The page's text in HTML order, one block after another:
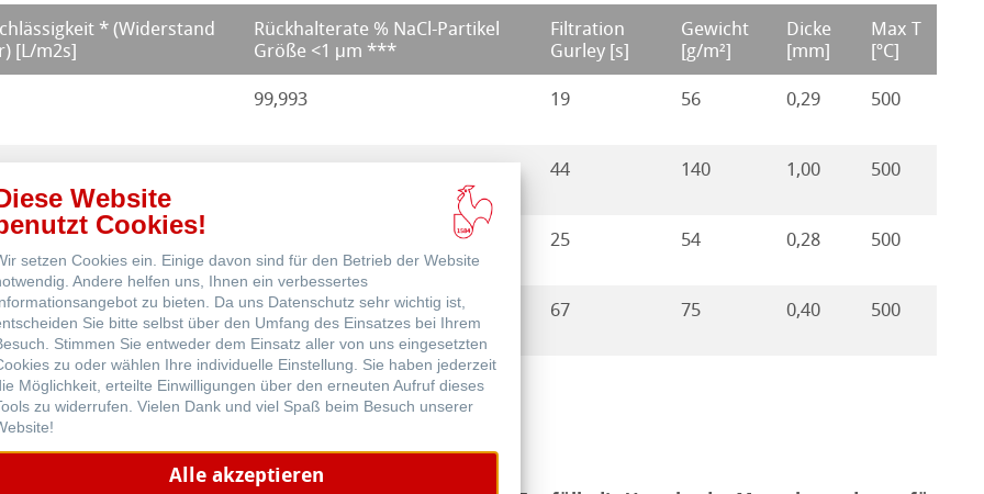
* (Widerstand
[L/m2s]
Rückhalterate % NaCl-Partikel
Größe <1 μm ***
Filtration
Gurley [s]
Gewicht
[g/m²]
Dicke
[mm]
Max T
[ºC]
99,993 19 56 0,29 500
44 140 1,00 500
25 54 0,28 500
99,999 67 75 0,40 500
Website
Cookies!
setzen Cookies ein. Einige davon sind für den Betrieb der Website
Andere helfen uns, Ihnen ein verbessertes
zu bieten. Da uns Datenschutz sehr wichtig ist,
Sie bitte selbst über den Umfang des Einsatzes bei Ihrem
Stimmen Sie entweder dem Einsatz aller von uns eingesetzten
zu oder wählen Ihre individuelle Einstellung. Sie haben jederzeit
Möglichkeit, erteilte Einwilligungen über den erneuten Aufruf dieses
zu widerrufen. Vielen Dank und viel Spaß beim Besuch unserer
Alle akzeptieren